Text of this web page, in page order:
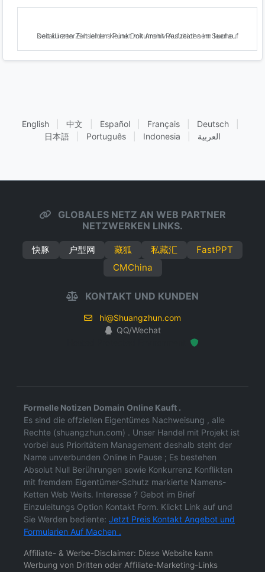
Detaillierter Einsehens Punkt mit Archiv Aufzeichnern leerlauf seit kurzen Zeit leider Keine Dokument Resultates im Suche .
English 中文 Español Français Deutsch
日本語
Português Indonesia العربية
GLOBALES NETZ AN WEB PARTNER
NETZWERKEN LINKS.
快豚 户型网 藏狐 私藏汇
FastPPT
CMChina
KONTAKT UND KUNDEN
hi@Shuangzhun.com
QQ/Wechat
Formelle Notizen Domain Online Kauft .
Es sind die offziellen Eigentümes Nachweisung , alle
Rechte (shuangzhun.com) . Unser Handel mit Projekt ist
vorbei aus Prioritätem Management deshalb steht der
Name unverbunden Online in Pause ; Es bestehen
Absolut Null Berührungen sowie Konkurrenz Konflikten
mit fremdem Eigentümer-Schutz markierte Namens-
Ketten Web Weits. Interesse ? Gebot im Brief
Einzuleitungs Option Kontakt Form. Klickt Link auf und
Sie Werden bediente: Jetzt Preis Kontakt Angebot und
Formularien Auf Machen .
Affiliate- & Werbe-Disclaimer: Diese Website kann
Werbung von Dritten oder Affiliate-Marketing-Links